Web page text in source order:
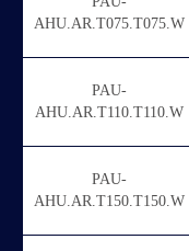
AHU.AR.T075.T075.W
PAU-
AHU.AR.T110.T110.W
PAU-
AHU.AR.T150.T150.W